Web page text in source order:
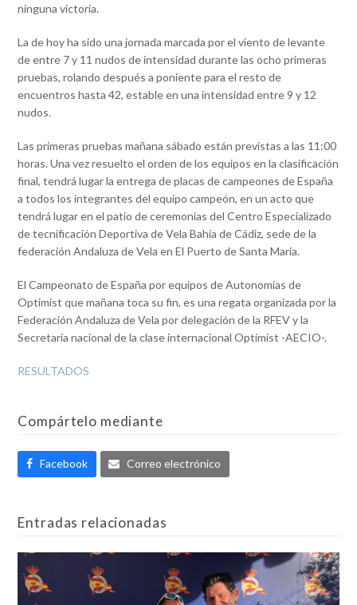
ninguna victoria.
La de hoy ha sido una jornada marcada por el viento de levante
de entre 7 y 11 nudos de intensidad durante las ocho primeras
pruebas, rolando después a poniente para el resto de
encuentros hasta 42, estable en una intensidad entre 9 y 12
nudos.
Las primeras pruebas mañana sábado están previstas a las 11:00
horas. Una vez resuelto el orden de los equipos en la clasificación
final, tendrá lugar la entrega de placas de campeones de España
a todos los integrantes del equipo campeón, en un acto que
tendrá lugar en el patio de ceremonias del Centro Especializado
de tecnificación Deportiva de Vela Bahía de Cádiz, sede de la
federación Andaluza de Vela en El Puerto de Santa María.
El Campeonato de España por equipos de Autonomías de
Optimist que mañana toca su fin, es una regata organizada por la
Federación Andaluza de Vela por delegación de la RFEV y la
Secretaria nacional de la clase internacional Optimist -AECIO-.
RESULTADOS
Compártelo mediante
Facebook Correo electrónico
Entradas relacionadas